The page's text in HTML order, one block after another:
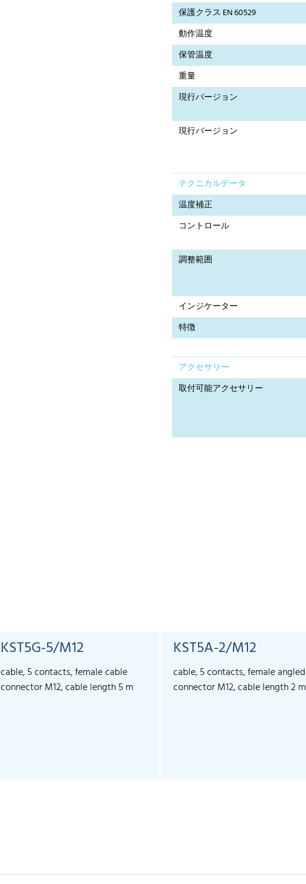
保護クラス EN 60529
動作温度
保管温度
重量
現行バージョン
現行バージョン
テクニカルデータ
温度補正
コントロール
調整範囲
インジケーター
特徴
アクセサリー
取付可能アクセサリー
KST5G-5/M12
cable, 5 contacts, female cable
connector M12, cable length 5 m
KST5A-2/M12
cable, 5 contacts, female angled
connector M12, cable length 2 m